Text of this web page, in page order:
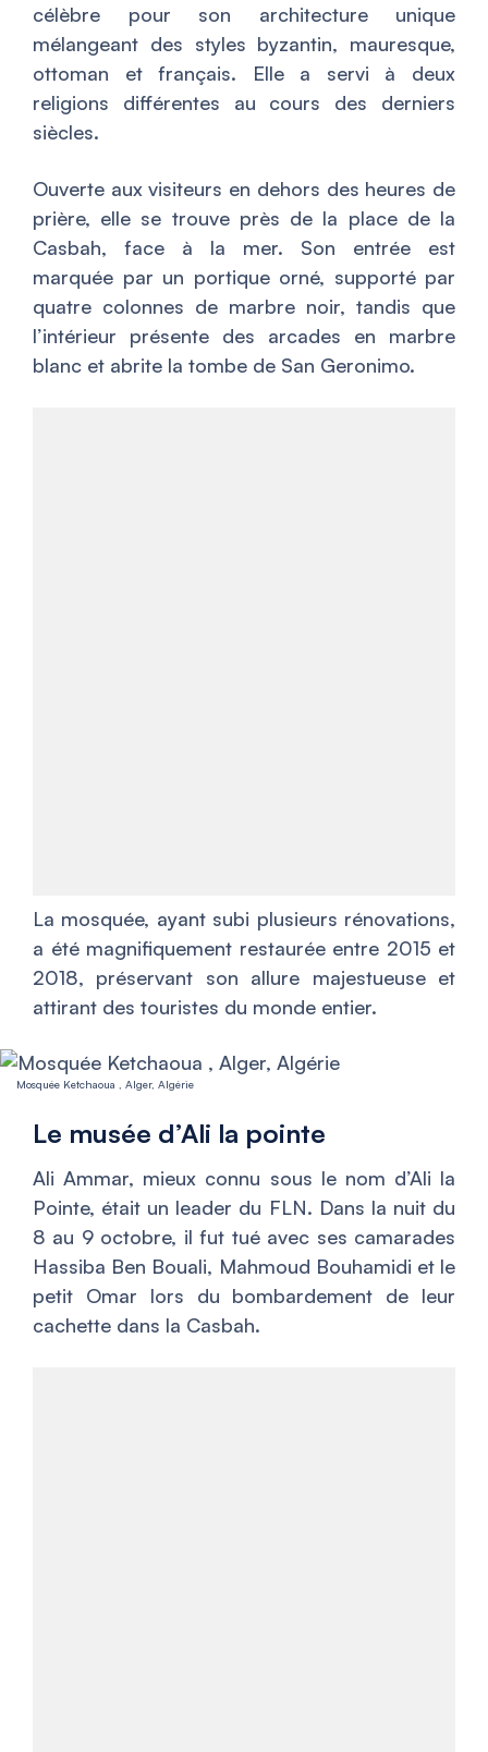
célèbre pour son architecture unique
mélangeant des styles byzantin, mauresque,
ottoman et français. Elle a servi à deux
religions différentes au cours des derniers
siècles.
Ouverte aux visiteurs en dehors des heures de
prière, elle se trouve près de la place de la
Casbah, face à la mer. Son entrée est
marquée par un portique orné, supporté par
quatre colonnes de marbre noir, tandis que
l’intérieur présente des arcades en marbre
blanc et abrite la tombe de San Geronimo.
La mosquée, ayant subi plusieurs rénovations,
a été magnifiquement restaurée entre 2015 et
2018, préservant son allure majestueuse et
attirant des touristes du monde entier.
Mosquée Ketchaoua , Alger, Algérie
Le musée d’Ali la pointe
Ali Ammar, mieux connu sous le nom d’Ali la
Pointe, était un leader du FLN. Dans la nuit du
8 au 9 octobre, il fut tué avec ses camarades
Hassiba Ben Bouali, Mahmoud Bouhamidi et le
petit Omar lors du bombardement de leur
cachette dans la Casbah.